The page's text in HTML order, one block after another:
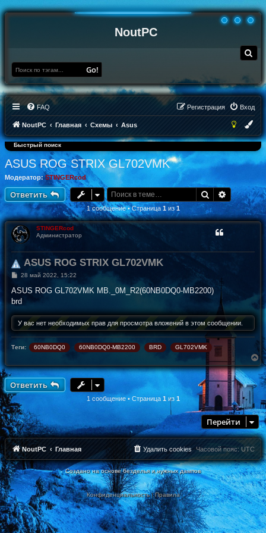
NoutPC
о
Go!
FAQ Вход
Регистрация
NoutPC Главная Схемы Asus
Быстрый поиск
ASUS ROG STRIX GL702VMK
Модератор: STINGERcod
Ответить Поиск
1 сообщение • Страница 1из1
STINGERcod
Администратор
ASUS ROG STRIX GL702VMK
С
о
щ
е
н
и
е
28 май 2022, 15:22
ASUS ROG GL702VMK MB._0M_R2(60NB0DQ0-MB2200)
brd
У вас нет необходимых прав для просмотра вложений в этом сообщении.
Теги: 60NB0DQ0 60NB0DQ0-MB2200 BRD GL702VMK
В
е
р
н
т
ь
с
я
к
н
ч
а
л
у
Ответить
1 сообщение • Страница 1из 1
Перейти
NoutPC Главная Часовой пояс: UTC
Удалить cookies
Создано на основе безделья и нужных дампов
Конфиденциальность|Правила